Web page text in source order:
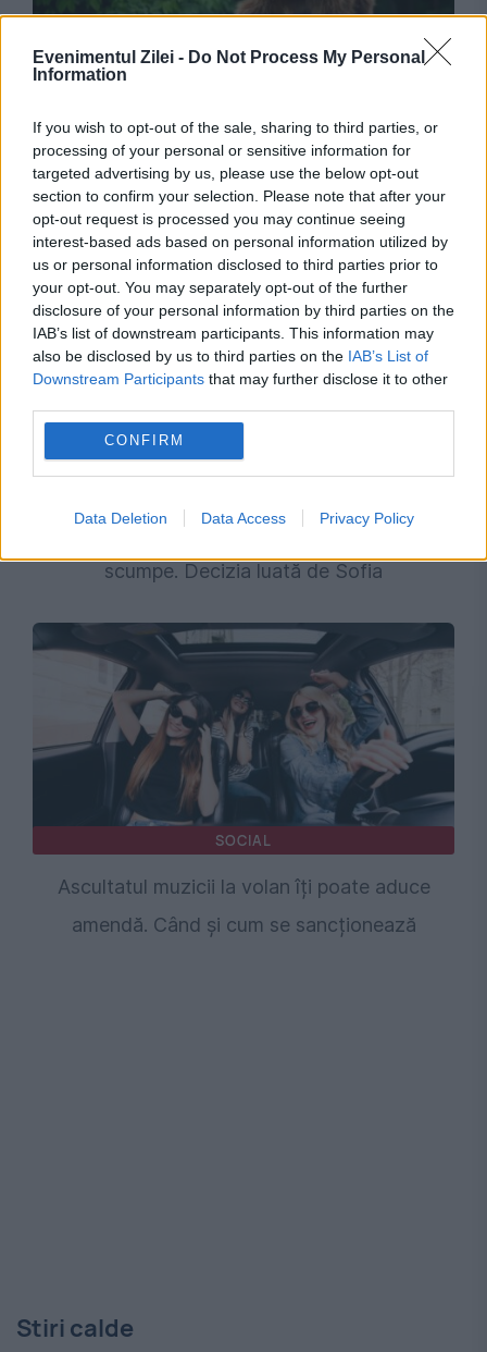
Evenimentul Zilei - Do Not Process My Personal
Information
If you wish to opt-out of the sale, sharing to third parties, or
processing of your personal or sensitive information for
targeted advertising by us, please use the below opt-out
section to confirm your selection. Please note that after your
opt-out request is processed you may continue seeing
interest-based ads based on personal information utilized by
us or personal information disclosed to third parties prior to
your opt-out. You may separately opt-out of the further
disclosure of your personal information by third parties on the
IAB’s list of downstream participants. This information may
also be disclosed by us to third parties on the IAB’s List of
Downstream Participants that may further disclose it to other
CONFIRM
Data Deletion Data Access Privacy Policy
Un urs a distrus o mașină pe Transfăgărășan.
Imaginile surprinse de un turist au devenit
virale
Vacanțele în Bulgaria, Grecia și Turcia, mai
scumpe. Decizia luată de Sofia
SOCIAL
Ascultatul muzicii la volan îți poate aduce
amendă. Când și cum se sancționează
Stiri calde